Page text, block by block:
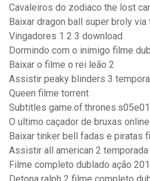
Cavaleiros do zodiaco the lost
Baixar dragon ball super broly via
Vingadores 1 2 3 download
Dormindo com o inimigo filme
Baixar o filme o rei leão 2
Assistir peaky blinders 3
Queen filme torrent
Subtitles
O ultimo caçador de bruxas
Baixar tinker bell fadas e piratas
Assistir all american 2 temporada
Filme completo dublado ação